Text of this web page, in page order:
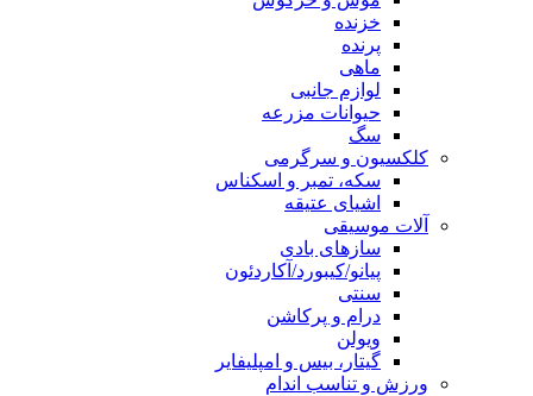
خزنده
پرنده
ماهی
لوازم جانبی
حیوانات مزرعه
سگ
کلکسیون و سرگرمی
سکه، تمبر و اسکناس
اشیای عتیقه
آلات موسیقی
سازهای بادی
پیانو/کیبورد/آکاردئون
سنتی
درام و پرکاشن
ویولن
گیتار، بیس و امپلیفایر
ورزش و تناسب اندام